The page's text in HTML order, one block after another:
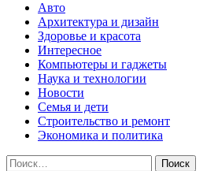
Авто
Архитектура и дизайн
Здоровье и красота
Интересное
Компьютеры и гаджеты
Наука и технологии
Новости
Семья и дети
Строительство и ремонт
Экономика и политика
Найти: